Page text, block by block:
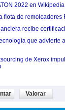
2022 en
flota de remolcadores
recibe
que advierte
de Xerox
Valorar